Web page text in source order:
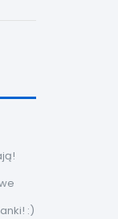
:)